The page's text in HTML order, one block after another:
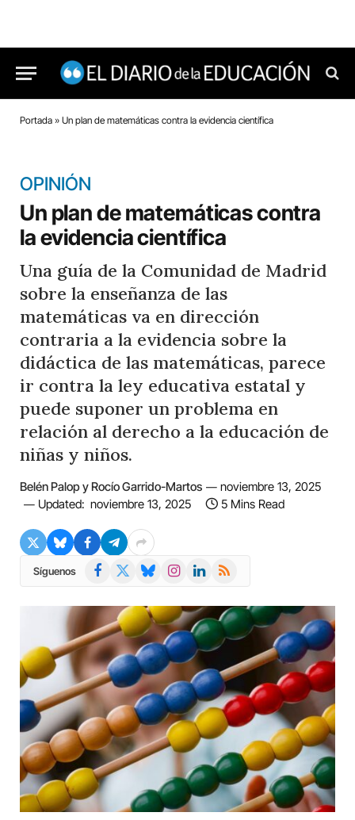
Portada » Un plan de matemáticas contra la evidencia científica
OPINIÓN
Un plan de matemáticas contra
la evidencia científica
Una guía de la Comunidad de Madrid
sobre la enseñanza de las
matemáticas va en dirección
contraria a la evidencia sobre la
didáctica de las matemáticas, parece
ir contra la ley educativa estatal y
puede suponer un problema en
relación al derecho a la educación de
niñas y niños.
Belén Palop y Rocío Garrido-Martos
noviembre 13, 2025
Updated: noviembre 13, 2025 5 Mins Read
Síguenos Facebook BlueskyInstagramLinkedIn
RSS